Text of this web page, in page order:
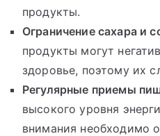
продукты.
Ограничение сахара и
продукты могут
здоровье, поэтому их
Регулярные приемы
высокого уровня
внимания необходимо